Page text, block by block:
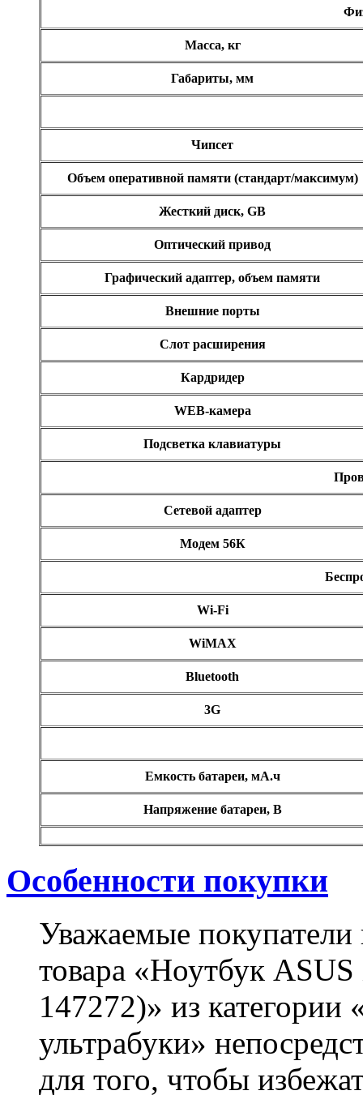
Масса, кг
Габариты, мм
Чипсет
Объем оперативной памяти (стандарт/максимум)
Жесткий диск, GB
Оптический привод
Графический адаптер, объем памяти
Внешние порты
Слот расширения
Кардридер
WEB-камера
Подсветка клавиатуры
Сетевой адаптер
Модем 56К
Wi-Fi
WiMAX
Bluetooth
3G
Емкость батареи, мА.ч
Напряжение батареи, В
Особенности покупки
Уважаемые покупатели
товара «Ноутбук
147272)» из категории
ультрабуки»
для того, чтобы